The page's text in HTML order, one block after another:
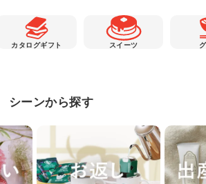
カタログギフト スイーツ
シーンから探す